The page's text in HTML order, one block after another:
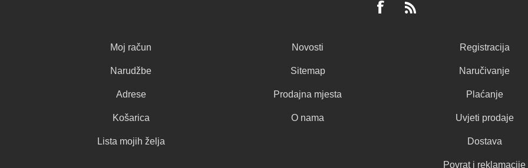
Moj račun
Narudžbe
Adrese
Košarica
Lista mojih želja
Novosti
Sitemap
Prodajna mjesta
O nama
Registracija
Naručivanje
Plaćanje
Uvjeti prodaje
Dostava
Povrat i reklamacije